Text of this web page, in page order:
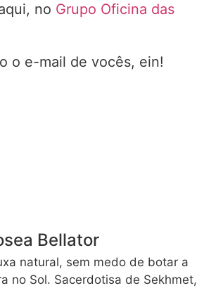
no Grupo Oficina das
o e-mail de vocês, ein!
Bellator
natural, sem medo de botar a
no Sol. Sacerdotisa de Sekhmet,